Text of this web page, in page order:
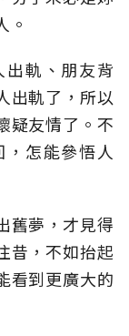
。
軌、朋友背
出軌了，所以
疑友情了。不
怎能參悟人
舊夢，才見得
昔，不如抬起
看到更廣大的